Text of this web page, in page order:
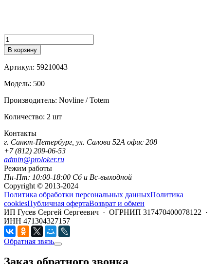
Количество
В корзину
Артикул: 59210043
Модель: 500
Производитель: Novline / Totem
Количество: 2 шт
Контакты
г. Санкт-Петербург, ул. Салова 52А офис 208
+7 (812) 209-06-53
admin@proloker.ru
Режим работы
Пн-Пт: 10:00-18:00 Сб и Вс-выходной
Copyright © 2013-2024
Политика обработки персональных данныхПолитика
cookiesПубличная офертаВозврат и обмен
ИП Гусев Сергей Сергеевич · ОГРНИП 317470400078122 ·
ИНН 471304327157
Обратная звязь